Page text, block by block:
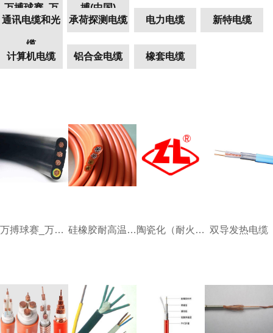
万搏球赛_万 搏(中国)
通讯电缆和光
缆
承荷探测电缆 电力电缆 新特电缆
计算机电缆 铝合金电缆 橡套电缆
万搏球赛_万搏(中国) 硅橡胶耐高温万搏球赛_万搏(中国) 陶瓷化（耐火）硅橡胶电缆 双导发热电缆